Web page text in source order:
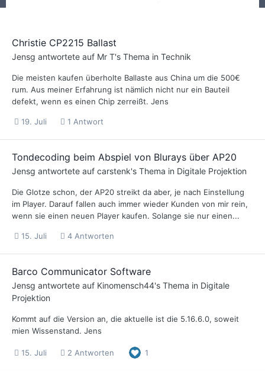
Christie CP2215 Ballast
Jensg antwortete auf Mr T's Thema in Technik
Die meisten kaufen überholte Ballaste aus China um die 500€
rum. Aus meiner Erfahrung ist nämlich nicht nur ein Bauteil
defekt, wenn es einen Chip zerreißt. Jens
19. Juli 1 Antwort
Tondecoding beim Abspiel von Blurays über AP20
Jensg antwortete auf carstenk's Thema in Digitale Projektion
Die Glotze schon, der AP20 streikt da aber, je nach Einstellung
im Player. Darauf fallen auch immer wieder Kunden von mir rein,
wenn sie einen neuen Player kaufen. Solange sie nur einen...
15. Juli 4 Antworten
Barco Communicator Software
Jensg antwortete auf Kinomensch44's Thema in Digitale
Projektion
Kommt auf die Version an, die aktuelle ist die 5.16.6.0, soweit
mien Wissenstand. Jens
15. Juli 2 Antworten 1